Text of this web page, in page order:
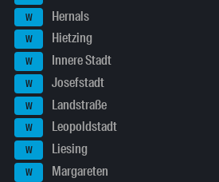
W Hernals
W Hietzing
W Innere Stadt
W Josefstadt
W Landstraße
W Leopoldstadt
W Liesing
W Margareten